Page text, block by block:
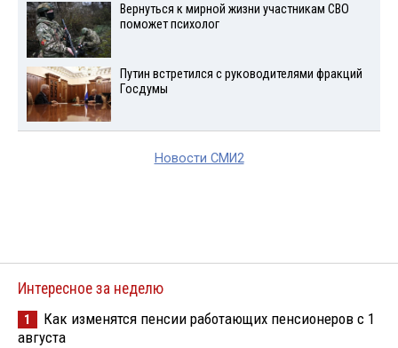
Вернуться к мирной жизни участникам СВО
поможет психолог
Путин встретился с руководителями фракций
Госдумы
Новости СМИ2
Интересное за неделю
1
Как изменятся пенсии работающих пенсионеров с 1
августа